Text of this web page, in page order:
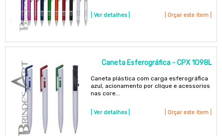
| Ver detalhes | | Orçar este item |
Caneta Esferográfica - CPX 1098L
Caneta plástica com carga esferográfica
azul, acionamento por clique e acessorios
nas core...
| Ver detalhes | | Orçar este item |